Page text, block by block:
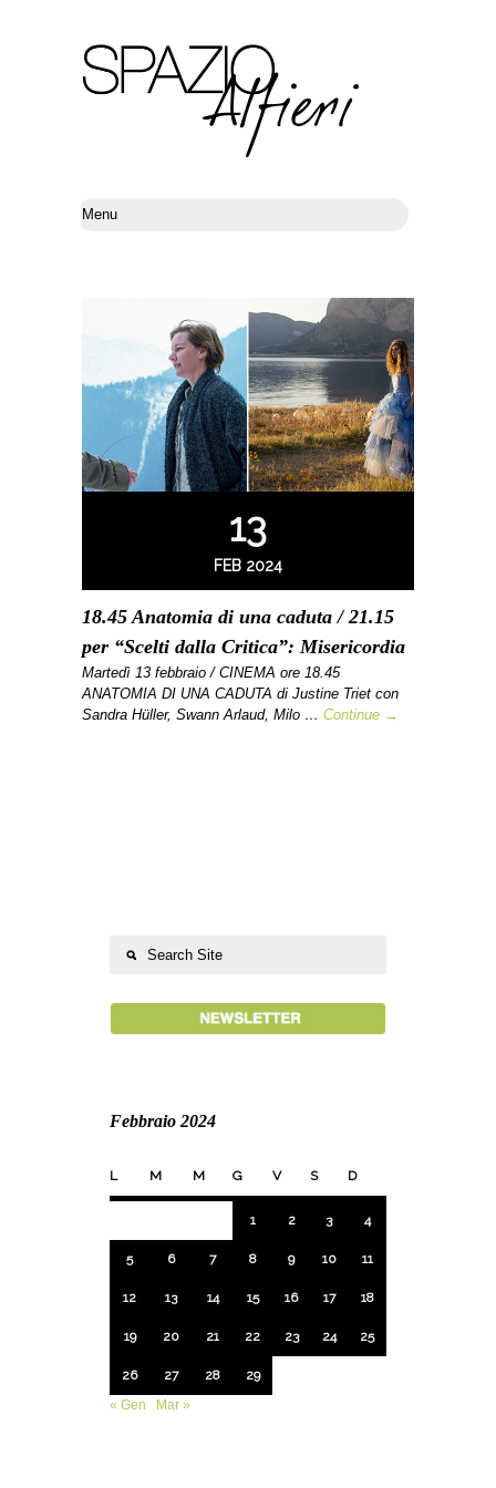
13
FEB 2024
18.45 Anatomia di una caduta / 21.15
per “Scelti dalla Critica”: Misericordia
Martedì 13 febbraio / CINEMA ore 18.45
ANATOMIA DI UNA CADUTA di Justine Triet con
Sandra Hüller, Swann Arlaud, Milo … Continue →
Febbraio 2024
L M M G V S D
1 2 3 4
5 6 7 8 9 10 11
12 13 14 15 16 17 18
19 20 21 22 23 24 25
26 27 28
29
« Gen
Mar »